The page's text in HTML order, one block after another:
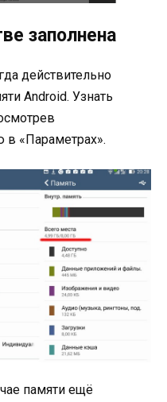
заполнена
действительно
Android. Узнать
в «Параметрах».
памяти ещё